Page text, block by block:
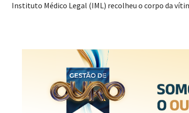
Instituto Médico Legal (IML) recolheu o corpo da